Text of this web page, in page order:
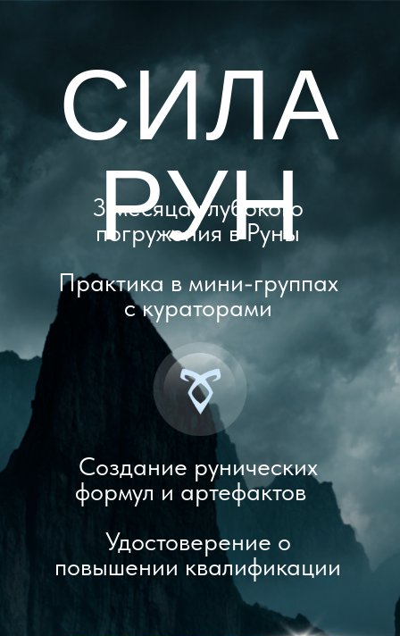
СИЛА
РУН
3 месяца глубокого
погружения в Руны
Практика в мини-группах
с кураторами
Создание рунических
формул и артефактов
Удостоверение о
повышении квалификации
ЗАПИСАТЬСЯ НА КУРС